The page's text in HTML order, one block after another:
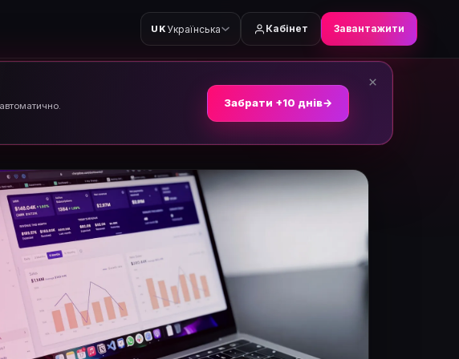
UK Українська Кабінет Завантажити
Забрати +10 днів→
×